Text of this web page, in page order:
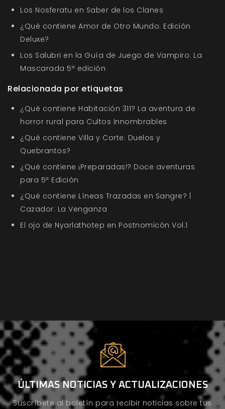
Los Nosferatu en Saber de los Clanes
¿Qué contiene Amor de Otro Mundo: Edición
Deluxe?
Los Salubri en la Guía de Juego de Vampiro: La
Mascarada 5ª edición
Relacionada por etiquetas
¿Qué contiene Habitación 311? La aventura de
horror rural para Cultos Innombrables
¿Qué contiene Villa y Corte: Duelos y
Quebrantos?
¿Qué contiene ¡Preparadas!? Doce aventuras
para 5ª Edición
¿Qué contiene Líneas Trazadas en Sangre? |
Cazador: La Venganza
El ojo de Nyarlathotep en Postnomicón Vol.1
ÚLTIMAS NOTICIAS Y ACTUALIZACIONES
Suscríbete al boletín para recibir noticias sobre tus